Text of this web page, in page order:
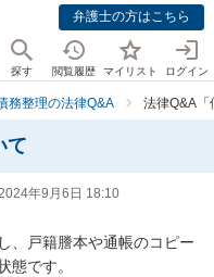
弁護士の方はこちら
探す 閲覧履歴 マイリスト ログイン
務整理の法律Q&A 法律Q&A「
て
年9月6日 18:10
、戸籍謄本や通帳のコピー
態です。